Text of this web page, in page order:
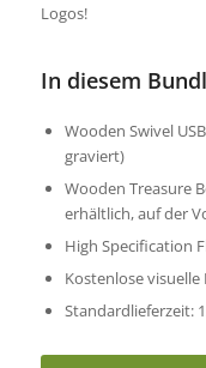
Logos!
In diesem
Wooden Swivel
graviert)
Wooden Treasure
erhältlich, auf der
High Specification
Kostenlose visuelle
Standardlieferzeit: